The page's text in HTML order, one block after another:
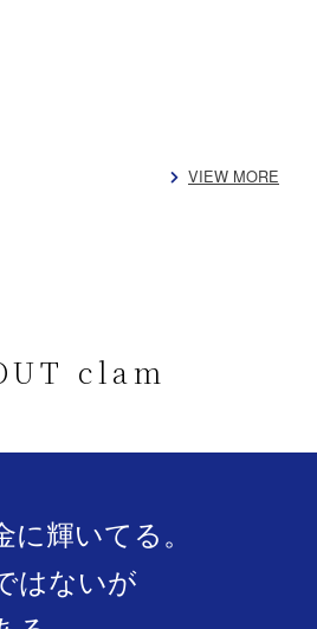
VIEW MORE
clam
輝いてる。
はないが